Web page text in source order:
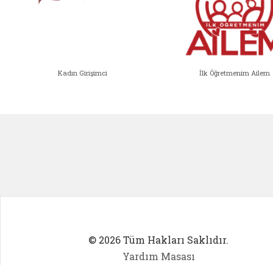
Kadın Girişimci İlk Öğretmenim Ailem
© 2026 Tüm Hakları Saklıdır.
Yardım Masası